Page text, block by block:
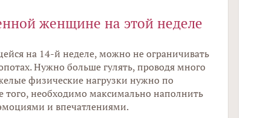
женщине на этой неделе
на 14-й неделе, можно не ограничивать
Нужно больше гулять, проводя много
физические нагрузки нужно по
необходимо максимально наполнить
и впечатлениями.